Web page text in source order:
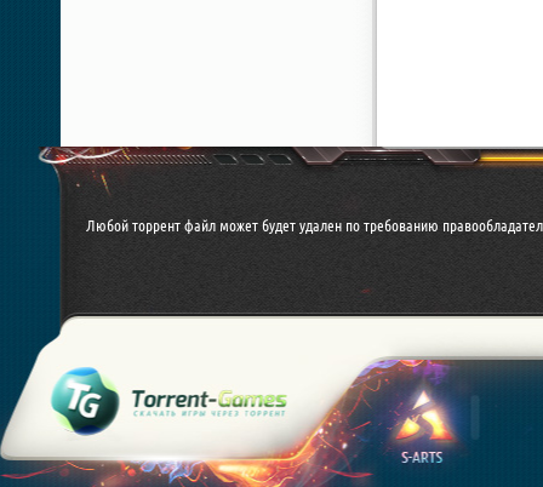
Любой торрент файл может будет удален по требованию